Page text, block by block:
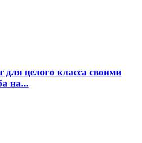
для целого класса своими
на...